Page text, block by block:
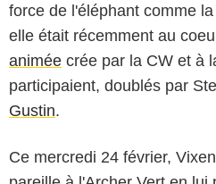
force de l'éléphant comme
elle était récemment au
animée crée par la CW et à
participaient, doublés par
Gustin.
Ce mercredi 24 février,